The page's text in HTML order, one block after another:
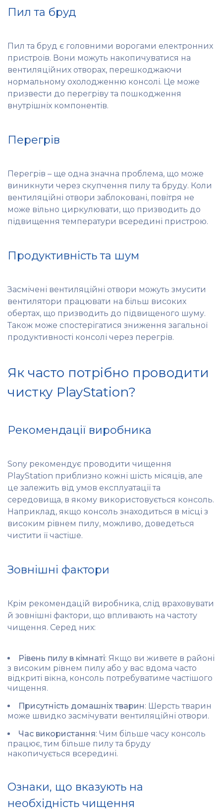
Пил та бруд
Пил та бруд є головними ворогами електронних
пристроїв. Вони можуть накопичуватися на
вентиляційних отворах, перешкоджаючи
нормальному охолодженню консолі. Це може
призвести до перегріву та пошкодження
внутрішніх компонентів.
Перегрів
Перегрів – ще одна значна проблема, що може
виникнути через скупчення пилу та бруду. Коли
вентиляційні отвори заблоковані, повітря не
може вільно циркулювати, що призводить до
підвищення температури всередині пристрою.
Продуктивність та шум
Засмічені вентиляційні отвори можуть змусити
вентилятори працювати на більш високих
обертах, що призводить до підвищеного шуму.
Також може спостерігатися зниження загальної
продуктивності консолі через перегрів.
Як часто потрібно проводити
чистку PlayStation?
Рекомендації виробника
Sony рекомендує проводити чищення
PlayStation приблизно кожні шість місяців, але
це залежить від умов експлуатації та
середовища, в якому використовується консоль.
Наприклад, якщо консоль знаходиться в місці з
високим рівнем пилу, можливо, доведеться
чистити її частіше.
Зовнішні фактори
Крім рекомендацій виробника, слід враховувати
й зовнішні фактори, що впливають на частоту
чищення. Серед них:
Рівень пилу в кімнаті: Якщо ви живете в районі
з високим рівнем пилу або у вас вдома часто
відкриті вікна, консоль потребуватиме частішого
чищення.
Присутність домашніх тварин: Шерсть тварин
може швидко засмічувати вентиляційні отвори.
Час використання: Чим більше часу консоль
працює, тим більше пилу та бруду
накопичується всередині.
Ознаки, що вказують на
необхідність чищення